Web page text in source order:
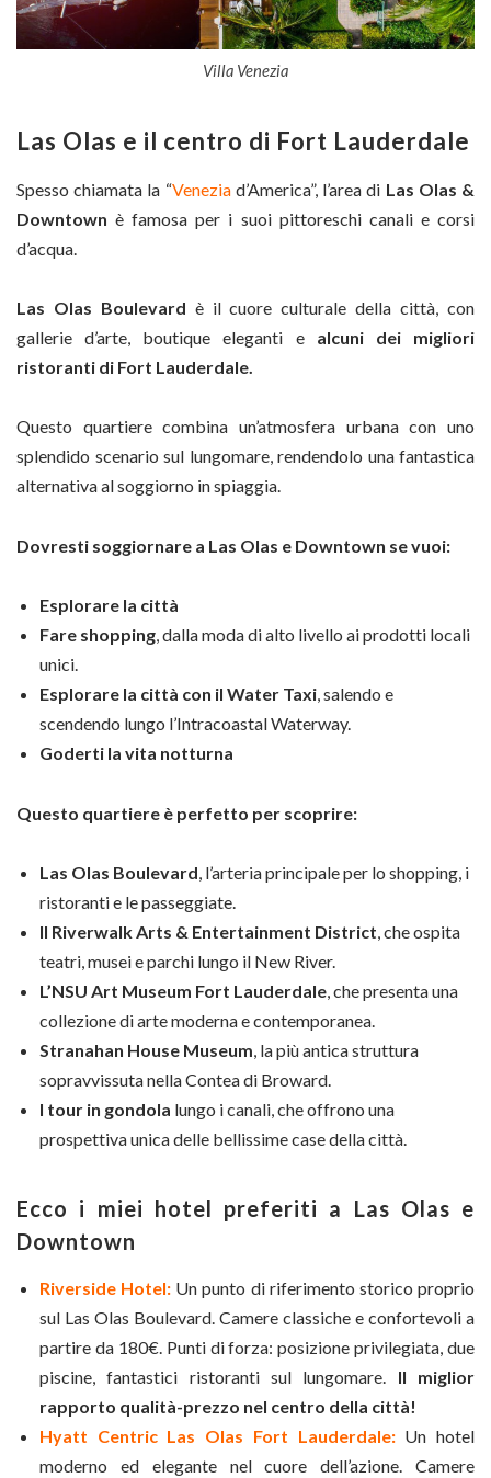
Villa Venezia
Las Olas e il centro di Fort Lauderdale
Spesso chiamata la “Veneziad’America”, l’area di Las Olas &
Downtown è famosa per i suoi pittoreschi canali e corsi
d’acqua.
Las Olas Boulevard è il cuore culturale della città, con
gallerie d’arte, boutique eleganti e alcuni dei migliori
ristoranti di Fort Lauderdale.
Questo quartiere combina un’atmosfera urbana con uno
splendido scenario sul lungomare, rendendolo una fantastica
alternativa al soggiorno in spiaggia.
Dovresti soggiornare a Las Olas e Downtown se vuoi:
Esplorare la città
Fare shopping, dalla moda di alto livello ai prodotti locali
unici.
Esplorare la città con il Water Taxi, salendo e
scendendo lungo l’Intracoastal Waterway.
Goderti la vita notturna
Questo quartiere è perfetto per scoprire:
Las Olas Boulevard, l’arteria principale per lo shopping, i
ristoranti e le passeggiate.
Il Riverwalk Arts & Entertainment District, che ospita
teatri, musei e parchi lungo il New River.
L’NSU Art Museum Fort Lauderdale, che presenta una
collezione di arte moderna e contemporanea.
Stranahan House Museum, la più antica struttura
sopravvissuta nella Contea di Broward.
I tour in gondola lungo i canali, che offrono una
prospettiva unica delle bellissime case della città.
Ecco i miei hotel preferiti a Las Olas e
Downtown
Riverside Hotel: Un punto di riferimento storico proprio
sul Las Olas Boulevard. Camere classiche e confortevoli a
partire da 180€. Punti di forza: posizione privilegiata, due
piscine, fantastici ristoranti sul lungomare. Il miglior
rapporto qualità-prezzo nel centro della città!
Hyatt Centric Las Olas Fort Lauderdale:Un hotel
moderno ed elegante nel cuore dell’azione. Camere